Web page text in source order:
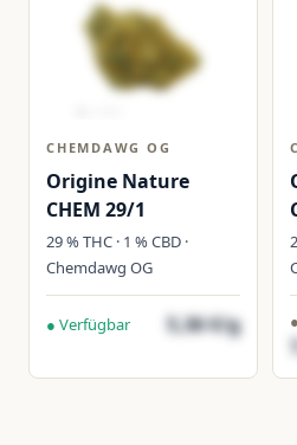
CHEMDAWG OG
Origine Nature
CHEM 29/1
29 % THC · 1 % CBD ·
Chemdawg OG
● Verfügbar 5,36 €/g